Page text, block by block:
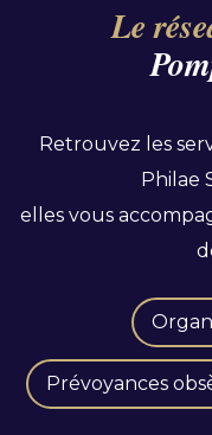
Le
Retrouvez les
Philae
elles vous
Prévoyances